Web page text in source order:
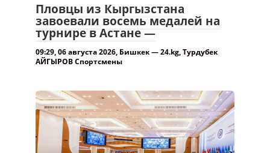
Пловцы из Кыргызстана
завоевали восемь медалей на
турнире в Астане —
09:29, 06 августа 2026, Бишкек — 24.kg, Турдубек
АЙГЫРОВ Спортсмены